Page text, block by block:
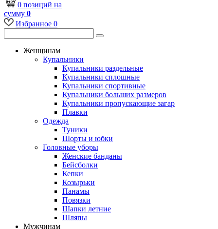
0 позиций на
сумму 0
Избранное 0
Женщинам
Купальники
Купальники раздельные
Купальники сплошные
Купальники спортивные
Купальники больших размеров
Купальники пропускающие загар
Плавки
Одежда
Туники
Шорты и юбки
Головные уборы
Женские банданы
Бейсболки
Кепки
Козырьки
Панамы
Повязки
Шапки летние
Шляпы
Мужчинам